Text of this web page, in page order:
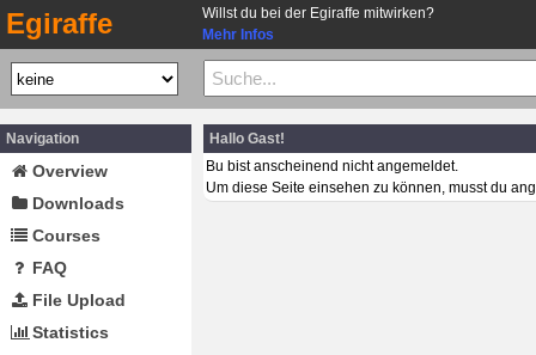
Egiraffe
Willst du bei der Egiraffe mitwirken?
Mehr Infos
Navigation
Overview
Downloads
Courses
FAQ
File Upload
Statistics
Hallo Gast!
Bu bist anscheinend nicht angemeldet.
Um diese Seite einsehen zu können, musst du